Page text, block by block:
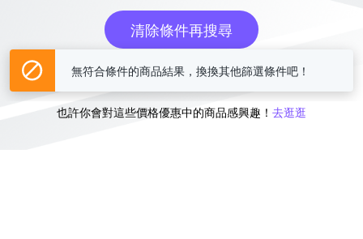
清除條件再搜尋
或
也許你會對這些價格優惠中的商品感興趣！ 去逛逛
無符合條件的商品結果，換換其他篩選條件吧！